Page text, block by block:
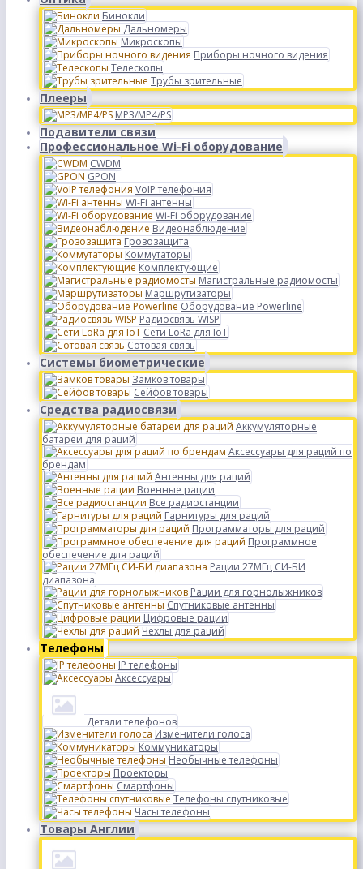
Бинокли
Дальномеры
Микроскопы
Приборы ночного видения
Телескопы
Трубы зрительные
Плееры
MP3/MP4/PS
Подавители связи
Профессиональное Wi-Fi оборудование
CWDM
GPON
VoIP телефония
Wi-Fi антенны
Wi-Fi оборудование
Видеонаблюдение
Грозозащита
Коммутаторы
Комплектующие
Магистральные радиомосты
Маршрутизаторы
Оборудование Powerline
Радиосвязь WISP
Сети LoRa для IoT
Сотовая связь
Системы биометрические
Замков товары
Сейфов товары
Средства радиосвязи
Аккумуляторные
батареи для раций
Аксессуары для раций по
брендам
Антенны для раций
Военные рации
Все радиостанции
Гарнитуры для раций
Программаторы для раций
Программное
обеспечение для раций
Рации 27МГц СИ-БИ
диапазона
Рации для горнолыжников
Спутниковые антенны
Цифровые рации
Чехлы для раций
Телефоны
IP телефоны
Аксессуары
Детали телефонов
Изменители голоса
Коммуникаторы
Необычные телефоны
Проекторы
Смартфоны
Телефоны спутниковые
Часы телефоны
Товары Англии